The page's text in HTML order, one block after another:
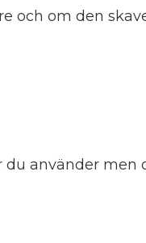
och om den
använder men